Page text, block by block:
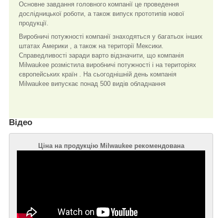
Основне завдання головного компанії це проведення
дослідницької роботи, а також випуск прототипів нової
продукції.
Виробничі потужності компанії знаходяться у багатьох інших
штатах Америки , а також на території Мексики.
Справедливості заради варто відзначити, що компанія
Milwaukee розмістила виробничі потужності і на територіях
європейських країн . На сьогоднішній день компанія
Milwaukee випускає понад 500 видів обладнання
Відео
Ціна на продукцію Milwaukee рекомендована